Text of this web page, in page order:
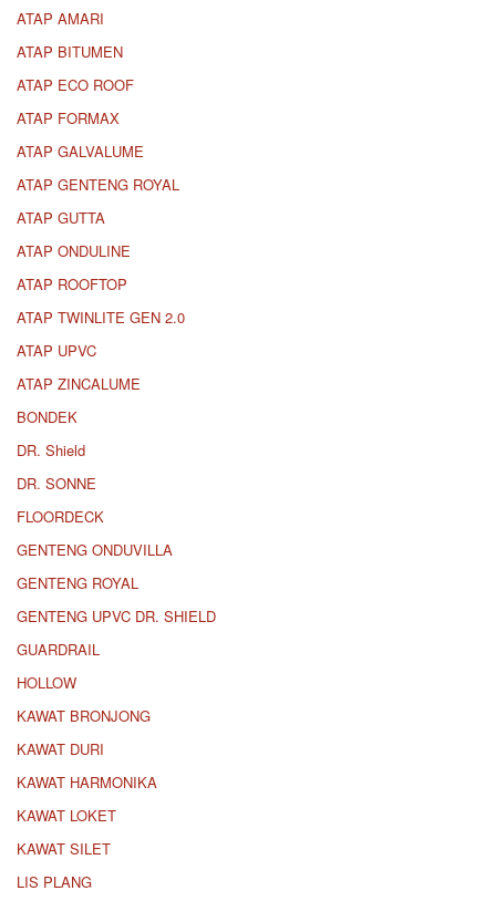
ATAP AMARI
ATAP BITUMEN
ATAP ECO ROOF
ATAP FORMAX
ATAP GALVALUME
ATAP GENTENG ROYAL
ATAP GUTTA
ATAP ONDULINE
ATAP ROOFTOP
ATAP TWINLITE GEN 2.0
ATAP UPVC
ATAP ZINCALUME
BONDEK
DR. Shield
DR. SONNE
FLOORDECK
GENTENG ONDUVILLA
GENTENG ROYAL
GENTENG UPVC DR. SHIELD
GUARDRAIL
HOLLOW
KAWAT BRONJONG
KAWAT DURI
KAWAT HARMONIKA
KAWAT LOKET
KAWAT SILET
LIS PLANG